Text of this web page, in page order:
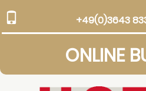
+49(0)3643
ONLINE